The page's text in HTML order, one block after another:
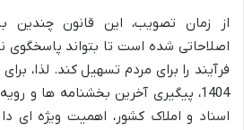
از زمان تصویب، این قانون چندین
اصلاحاتی شده است تا بتواند پاسخگوی
1404، پیگیری آخرین بخشنامه ها و
اسناد و املاک کشور، اهمیت ویژه ای